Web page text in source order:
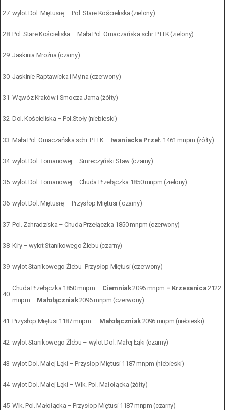
27 wylot Dol. Miętusiej – Pol. Stare Kościeliska (zielony)
28 Pol. Stare Kościeliska – Mała Pol. Ornaczańska schr. PTTK (zielony)
29 Jaskinia Mroźna (czarny)
30 Jaskinie Raptawicka i Mylna (czerwony)
31 Wąwóz Kraków i Smocza Jama (żółty)
32 Dol. Kościeliska – Pol.Stoły (niebieski)
33 Mała Pol. Ornaczańska schr. PTTK – Iwaniacka Przeł. 1461 mnpm (żółty)
34 wylot Dol. Tomanowej – Smreczyński Staw (czarny)
35 wylot Dol. Tomanowej – Chuda Przełączka 1850 mnpm (zielony)
36 wylot Dol. Miętusiej – Przysłop Miętusi ( czarny)
37 Pol. Zahradziska – Chuda Przełączka 1850 mnpm (czerwony)
38 Kiry – wylot Stanikowego Żlebu (czarny)
39 wylot Stanikowego Żlebu -Przysłop Miętusi (czerwony)
40
Chuda Przełączka 1850 mnpm – Ciemniak2096 mnpm – Krzesanica 2122
mnpm – Małołączniak2096 mnpm (czerwony)
41 Przysłop Miętusi 1187 mnpm – Małołączniak2096 mnpm (niebieski)
42 wylot Stanikowego Żlebu – wylot Dol. Małej Łąki (czarny)
43 wylot Dol. Małej Łąki – Przysłop Miętusi 1187 mnpm (niebieski)
44 wylot Dol. Małej Łąki – Wlk. Pol. Małołącka (żółty)
45 Wlk. Pol. Małołącka – Przysłop Miętusi 1187 mnpm (czarny)